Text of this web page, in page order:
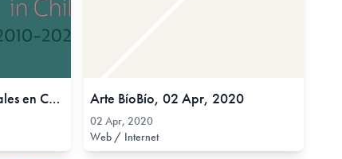
Mujeres en las artes visuales en Chile (2010-2020), 2021 Arte BíoBío, 02 Apr, 2020
02 Apr, 2020
Web / Internet